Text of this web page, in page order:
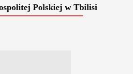
Polskiej w Tbilisi